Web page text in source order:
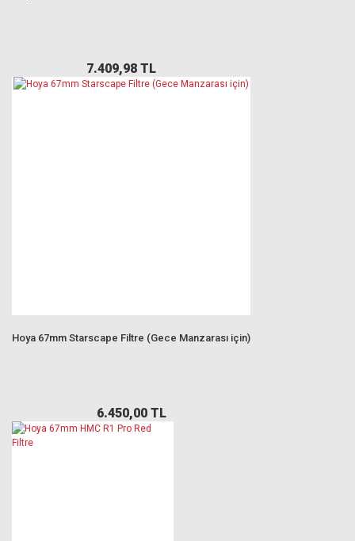
7.409,98 TL
Hoya 67mm Starscape Filtre (Gece Manzarası için)
6.450,00 TL